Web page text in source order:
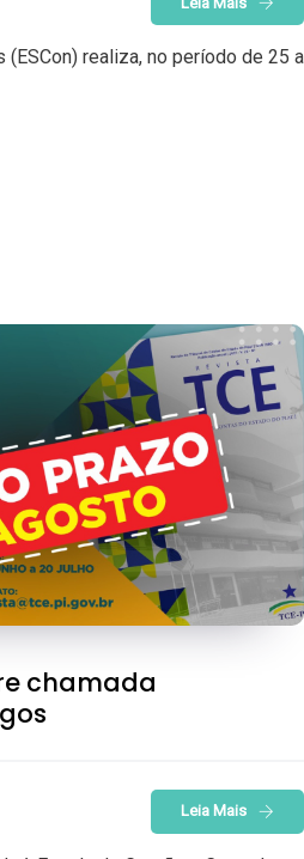
(ESCon) realiza, no período de 25 a
chamada
Leia Mais